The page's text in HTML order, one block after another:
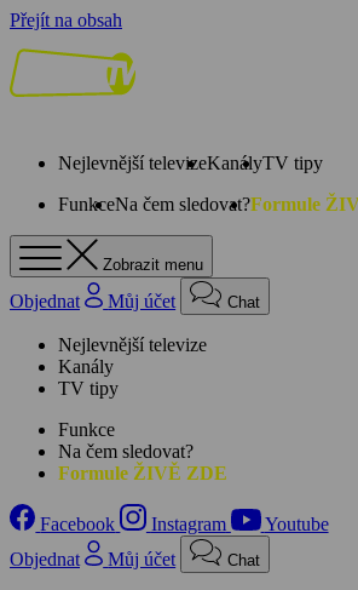
Přejít na obsah
Nejlevnější televizeKanályTV tipy
FunkceNa čem sledovat?Formule
Zobrazit menu
Objednat Můj účet Chat
Nejlevnější televize
Kanály
TV tipy
Funkce
Na čem sledovat?
Formule ŽIVĚ ZDE
Facebook Instagram
Youtube
Objednat
Můj účet Chat